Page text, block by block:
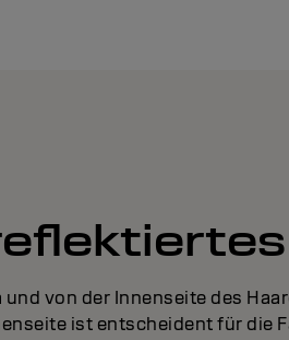
von der Innenseite des
ist entscheident für die